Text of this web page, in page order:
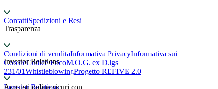
ContattiSpedizioni e Resi
Trasparenza
Condizioni di venditaInformativa PrivacyInformativa sui
CookieCodice EticoM.O.G. ex D.lgs
231/01WhistleblowingProgetto REFIVE 2.0
Investor Relations
Investor Relations
Acquisti online sicuri con